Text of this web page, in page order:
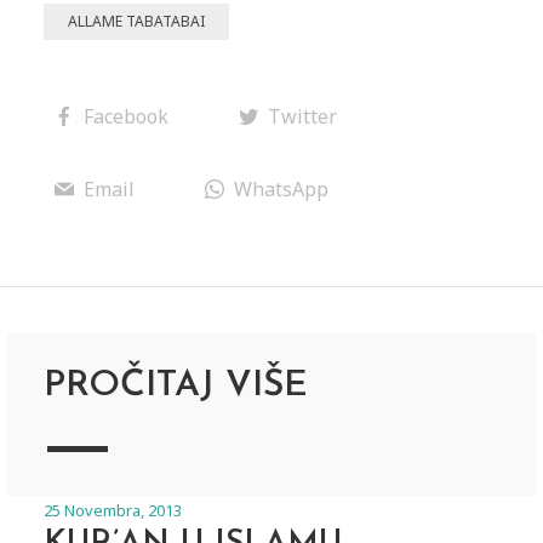
ALLAME TABATABAI
Facebook Twitter
Email WhatsApp
PROČITAJ VIŠE
25 Novembra, 2013